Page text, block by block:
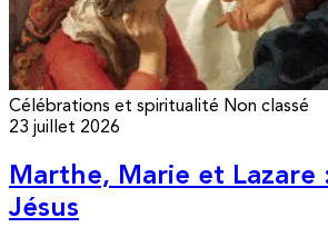
Célébrations et spiritualité Non classé
23 juillet 2026
Marthe, Marie et Lazare
Jésus